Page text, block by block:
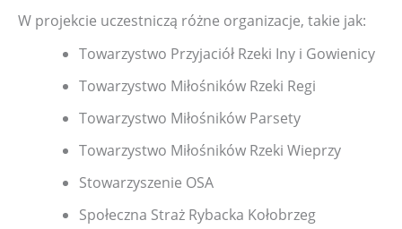
W projekcie uczestniczą różne organizacje, takie jak:
Towarzystwo Przyjaciół Rzeki Iny i Gowienicy
Towarzystwo Miłośników Rzeki Regi
Towarzystwo Miłośników Parsety
Towarzystwo Miłośników Rzeki Wieprzy
Stowarzyszenie OSA
Społeczna Straż Rybacka Kołobrzeg